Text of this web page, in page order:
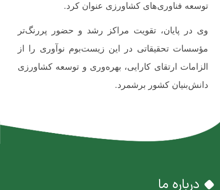
توسعه فناوری‌های کشاورزی عنوان کرد.
وی در پایان، تقویت مراکز رشد و حضور پررنگ‌تر
مؤسسات تحقیقاتی در این زیست‌بوم نوآوری را از
الزامات ارتقای کارایی، بهره‌وری و توسعه کشاورزی
دانش‌بنیان کشور برشمرد.
درباره ما